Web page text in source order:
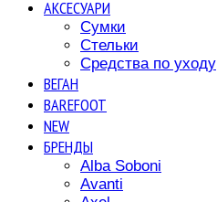
АКСЕСУАРИ
Сумки
Стельки
Средства по уходу
ВЕГАН
BAREFOOT
NEW
БРЕНДЫ
Alba Soboni
Avanti